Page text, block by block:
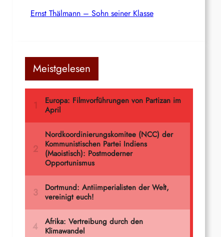
Ernst Thälmann – Sohn seiner Klasse
Meistgelesen